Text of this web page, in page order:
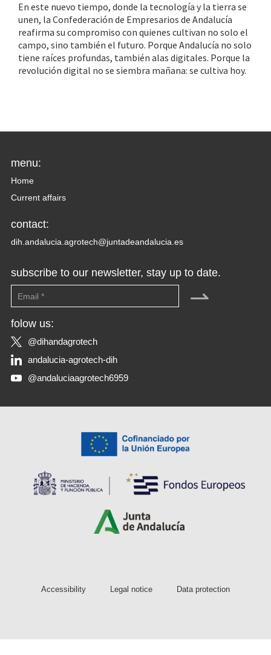
En este nuevo tiempo, donde la tecnología y la tierra se
unen, la Confederación de Empresarios de Andalucía
reafirma su compromiso con quienes cultivan no solo el
campo, sino también el futuro. Porque Andalucía no solo
tiene raíces profundas, también alas digitales. Porque la
revolución digital no se siembra mañana: se cultiva hoy.
menu:
Home
Current affairs
contact:
dih.andalucia.agrotech@juntadeandalucia.es
subscribe to our newsletter, stay up to date.
⇀
folow us:
@dihandagrotech
andalucia-agrotech-dih
@andaluciaagrotech6959
Accessibility Legal notice Data protection